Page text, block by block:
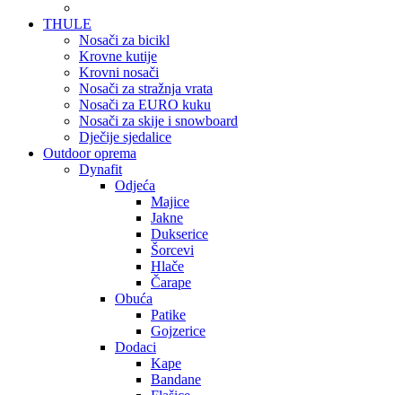
THULE
Nosači za bicikl
Krovne kutije
Krovni nosači
Nosači za stražnja vrata
Nosači za EURO kuku
Nosači za skije i snowboard
Dječije sjedalice
Outdoor oprema
Dynafit
Odjeća
Majice
Jakne
Dukserice
Šorcevi
Hlače
Čarape
Obuća
Patike
Gojzerice
Dodaci
Kape
Bandane